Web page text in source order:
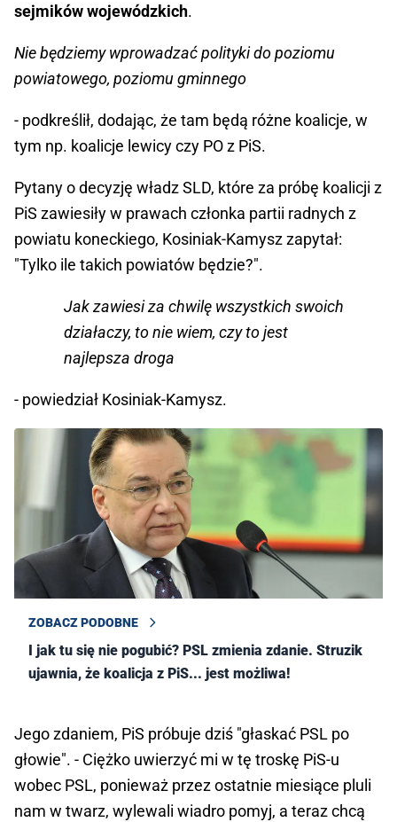
sejmików wojewódzkich.
Nie będziemy wprowadzać polityki do poziomu
powiatowego, poziomu gminnego
- podkreślił, dodając, że tam będą różne koalicje, w
tym np. koalicje lewicy czy PO z PiS.
Pytany o decyzję władz SLD, które za próbę koalicji z
PiS zawiesiły w prawach członka partii radnych z
powiatu koneckiego, Kosiniak-Kamysz zapytał:
"Tylko ile takich powiatów będzie?".
Jak zawiesi za chwilę wszystkich swoich
działaczy, to nie wiem, czy to jest
najlepsza droga
- powiedział Kosiniak-Kamysz.
ZOBACZ PODOBNE
I jak tu się nie pogubić? PSL zmienia zdanie. Struzik
ujawnia, że koalicja z PiS... jest możliwa!
Jego zdaniem, PiS próbuje dziś "głaskać PSL po
głowie". - Ciężko uwierzyć mi w tę troskę PiS-u
wobec PSL, ponieważ przez ostatnie miesiące pluli
nam w twarz, wylewali wiadro pomyj, a teraz chcą